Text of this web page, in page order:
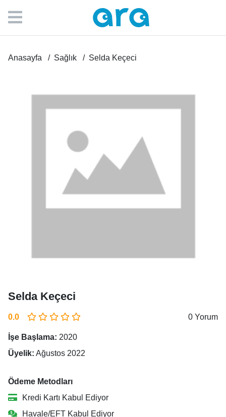
Anasayfa Sağlık Selda Keçeci
Selda Keçeci
0.0 0 Yorum
İşe Başlama: 2020
Üyelik: Ağustos 2022
Ödeme Metodları
Kredi Kartı Kabul Ediyor
Havale/EFT Kabul Ediyor